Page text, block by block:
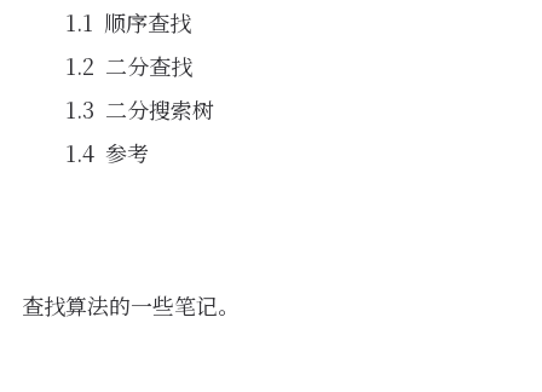
顺序查找
二分查找
二分搜索树
参考
查找算法的一些笔记。